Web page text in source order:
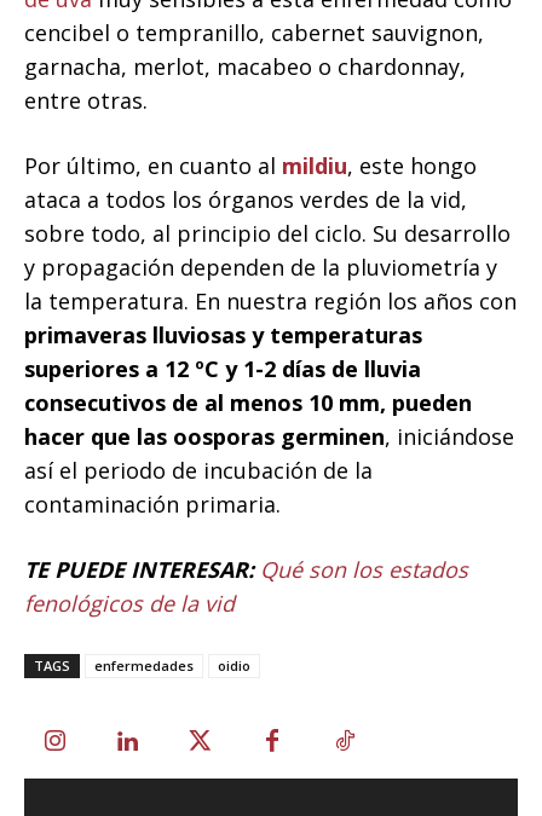
cencibel o tempranillo, cabernet sauvignon,
garnacha, merlot, macabeo o chardonnay,
entre otras.
Por último, en cuanto al mildiu, este hongo
ataca a todos los órganos verdes de la vid,
sobre todo, al principio del ciclo. Su desarrollo
y propagación dependen de la pluviometría y
la temperatura. En nuestra región los años con
primaveras lluviosas y temperaturas
superiores a 12 ºC y 1-2 días de lluvia
consecutivos de al menos 10 mm, pueden
hacer que las oosporas germinen, iniciándose
así el periodo de incubación de la
contaminación primaria.
TE PUEDE INTERESAR: Qué son los estados
fenológicos de la vid
TAGS enfermedades oidio